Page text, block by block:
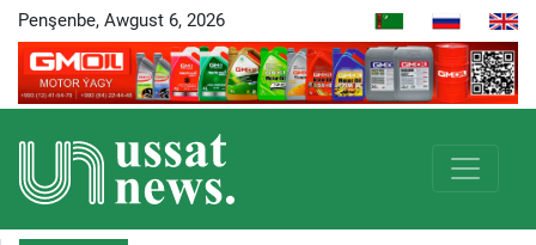
Penşenbe, Awgust 6, 2026